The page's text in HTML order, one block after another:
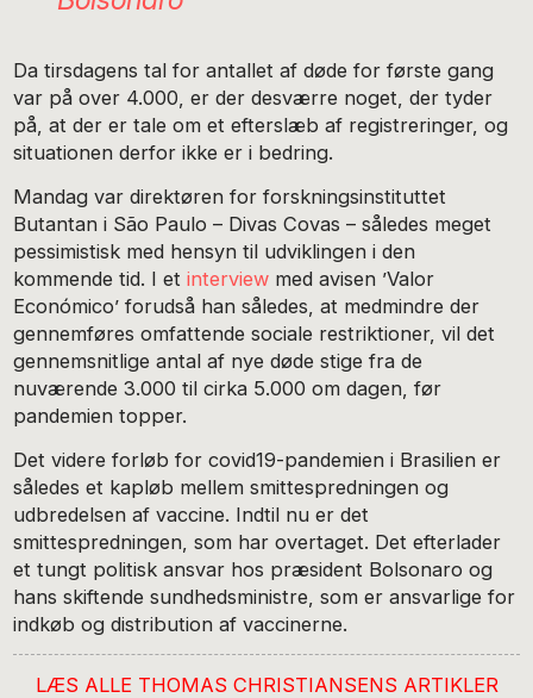
Da tirsdagens tal for antallet af døde for første gang
var på over 4.000, er der desværre noget, der tyder
på, at der er tale om et efterslæb af registreringer, og
situationen derfor ikke er i bedring.
Mandag var direktøren for forskningsinstituttet
Butantan i São Paulo – Divas Covas – således meget
pessimistisk med hensyn til udviklingen i den
kommende tid. I etinterview med avisen ’Valor
Económico’ forudså han således, at medmindre der
gennemføres omfattende sociale restriktioner, vil det
gennemsnitlige antal af nye døde stige fra de
nuværende 3.000 til cirka 5.000 om dagen, før
pandemien topper.
Det videre forløb for covid19-pandemien i Brasilien er
således et kapløb mellem smittespredningen og
udbredelsen af vaccine. Indtil nu er det
smittespredningen, som har overtaget. Det efterlader
et tungt politisk ansvar hos præsident Bolsonaro og
hans skiftende sundhedsministre, som er ansvarlige for
indkøb og distribution af vaccinerne.
LÆS ALLE THOMAS CHRISTIANSENS ARTIKLER